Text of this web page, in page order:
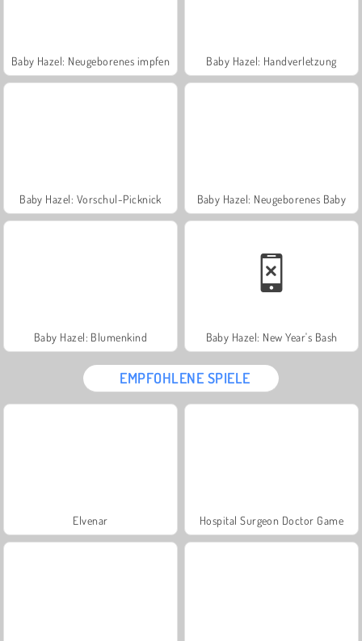
Baby Hazel: Neugeborenes impfen Baby Hazel: Handverletzung
Baby Hazel: Vorschul-Picknick Baby Hazel: Neugeborenes Baby
Baby Hazel: Blumenkind Baby Hazel: New Year's Bash
EMPFOHLENE SPIELE
Elvenar Hospital Surgeon Doctor Game